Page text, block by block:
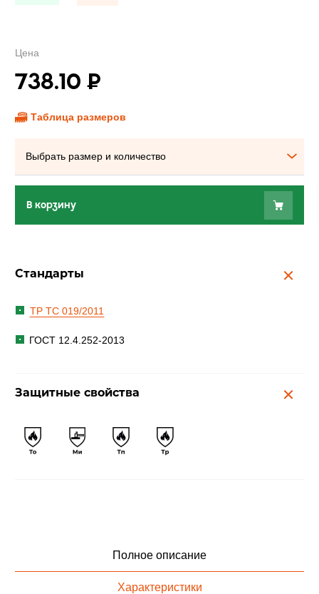
Цена
738.10 ₽
Таблица размеров
Выбрать размер и количество
В корзину
Стандарты
ТР ТС 019/2011
ГОСТ 12.4.252-2013
Защитные свойства
Полное описание
Характеристики